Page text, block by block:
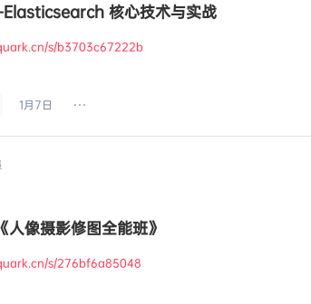
Elasticsearch 核心技术与实战
s/b3703c67222b
1月7日
人像摄影修图全能班》
s/276bf6a85048